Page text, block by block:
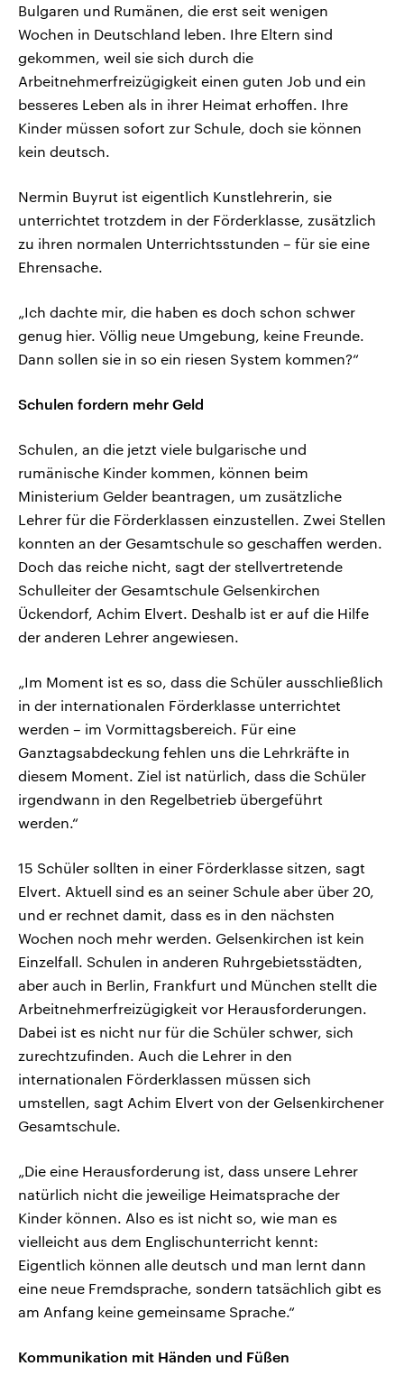
Bulgaren und Rumänen, die erst seit wenigen
Wochen in Deutschland leben. Ihre Eltern sind
gekommen, weil sie sich durch die
Arbeitnehmerfreizügigkeit einen guten Job und ein
besseres Leben als in ihrer Heimat erhoffen. Ihre
Kinder müssen sofort zur Schule, doch sie können
kein deutsch.
Nermin Buyrut ist eigentlich Kunstlehrerin, sie
unterrichtet trotzdem in der Förderklasse, zusätzlich
zu ihren normalen Unterrichtsstunden – für sie eine
Ehrensache.
„Ich dachte mir, die haben es doch schon schwer
genug hier. Völlig neue Umgebung, keine Freunde.
Dann sollen sie in so ein riesen System kommen?“
Schulen fordern mehr Geld
Schulen, an die jetzt viele bulgarische und
rumänische Kinder kommen, können beim
Ministerium Gelder beantragen, um zusätzliche
Lehrer für die Förderklassen einzustellen. Zwei Stellen
konnten an der Gesamtschule so geschaffen werden.
Doch das reiche nicht, sagt der stellvertretende
Schulleiter der Gesamtschule Gelsenkirchen
Ückendorf, Achim Elvert. Deshalb ist er auf die Hilfe
der anderen Lehrer angewiesen.
„Im Moment ist es so, dass die Schüler ausschließlich
in der internationalen Förderklasse unterrichtet
werden – im Vormittagsbereich. Für eine
Ganztagsabdeckung fehlen uns die Lehrkräfte in
diesem Moment. Ziel ist natürlich, dass die Schüler
irgendwann in den Regelbetrieb übergeführt
werden.“
15 Schüler sollten in einer Förderklasse sitzen, sagt
Elvert. Aktuell sind es an seiner Schule aber über 20,
und er rechnet damit, dass es in den nächsten
Wochen noch mehr werden. Gelsenkirchen ist kein
Einzelfall. Schulen in anderen Ruhrgebietsstädten,
aber auch in Berlin, Frankfurt und München stellt die
Arbeitnehmerfreizügigkeit vor Herausforderungen.
Dabei ist es nicht nur für die Schüler schwer, sich
zurechtzufinden. Auch die Lehrer in den
internationalen Förderklassen müssen sich
umstellen, sagt Achim Elvert von der Gelsenkirchener
Gesamtschule.
„Die eine Herausforderung ist, dass unsere Lehrer
natürlich nicht die jeweilige Heimatsprache der
Kinder können. Also es ist nicht so, wie man es
vielleicht aus dem Englischunterricht kennt:
Eigentlich können alle deutsch und man lernt dann
eine neue Fremdsprache, sondern tatsächlich gibt es
am Anfang keine gemeinsame Sprache.“
Kommunikation mit Händen und Füßen